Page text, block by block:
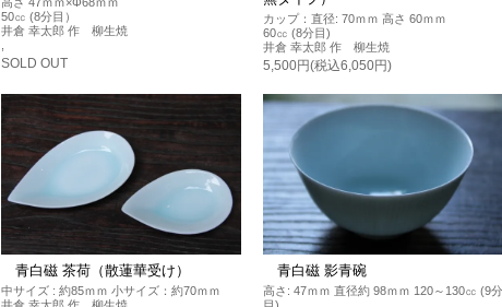
50㏄ (8分目）
井倉 幸太郎 作 柳生焼
SOLD OUT
カップ：直径: 70ｍｍ 高さ 60ｍｍ
60㏄ (8分目)
井倉 幸太郎 作 柳生焼
5,500円(税込6,050円)
青白磁 茶荷（散蓮華受け）
中サイズ : 約85ｍｍ 小サイズ：約70ｍｍ
井倉 幸太郎 作 柳生焼
青白磁 影青碗
高さ: 47ｍｍ 直径約 98ｍｍ 120～130㏄ (9分
目)